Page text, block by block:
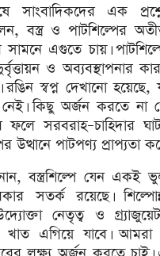
সাংবাদিকদের এক
বস্ত্র ও পাটশিল্পের
সামনে এগুতে চায়।
ও অব্যবস্থাপনার
স্বপ্ন দেখানো হয়েছে,
কিছু অর্জন করতে না
ফলে সরবরাহ–চাহিদার
উত্থানে পাটপণ্য প্রাপ্যতা
বস্ত্রশিল্পে যেন একই
সতর্ক রয়েছে।
নেতৃত্ব ও
খাত এগিয়ে যাবে।